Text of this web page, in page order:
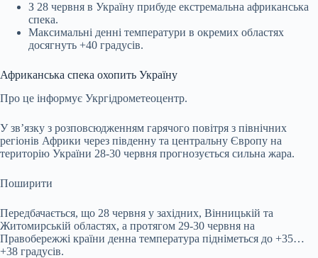
З 28 червня в Україну прибуде екстремальна африканська
спека.
Максимальні денні температури в окремих областях
досягнуть +40 градусів.
Африканська спека охопить Україну
Про це інформує Укргідрометеоцентр.
У зв’язку з розповсюдженням гарячого повітря з північних
регіонів Африки через південну та центральну Європу на
територію України 28-30 червня прогнозується сильна жара.
Поширити
Передбачається, що 28 червня у західних, Вінницькій та
Житомирській областях, а протягом 29-30 червня на
Правобережжі країни денна температура підніметься до +35…
+38 градусів.